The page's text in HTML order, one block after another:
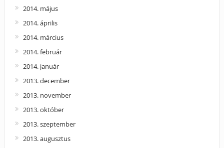
2014. május
2014. április
2014. március
2014. február
2014. január
2013. december
2013. november
2013. október
2013. szeptember
2013. augusztus